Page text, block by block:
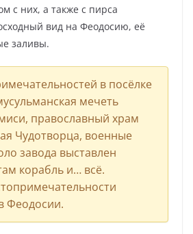
с них, а также с пирса
вид на Феодосию, её
заливы.
в посёлке
мечеть
православный храм
Чудотворца, военные
завода выставлен
корабль и… всё.
Феодосии.